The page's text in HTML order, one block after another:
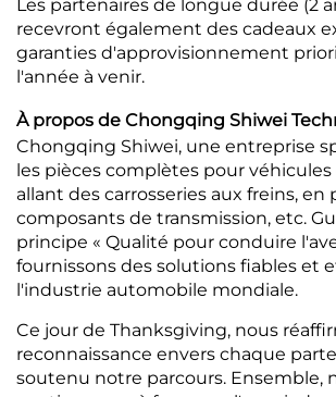
Les partenaires de longue durée (2
recevront également des cadeaux
garanties d'approvisionnement
l'année à venir.
À propos de Chongqing Shiwei
Chongqing Shiwei, une entreprise
les pièces complètes pour
allant des carrosseries aux freins, en
composants de transmission, etc.
principe « Qualité pour conduire
fournissons des solutions fiables et
l'industrie automobile mondiale.
Ce jour de Thanksgiving, nous
reconnaissance envers chaque
soutenu notre parcours. Ensemble,